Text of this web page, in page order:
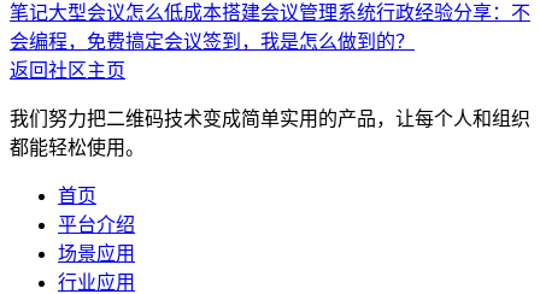
笔记大型会议怎么低成本搭建会议管理系统行政经验分享：不
会编程，免费搞定会议签到，我是怎么做到的？
返回社区主页
我们努力把二维码技术变成简单实用的产品，让每个人和组织
都能轻松使用。
首页
平台介绍
场景应用
行业应用